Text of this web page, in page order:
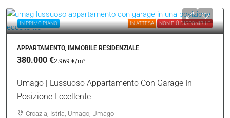
IN PRIMO PIANO IN ATTESA NON PIÙ DISPONIBILE
APPARTAMENTO, IMMOBILE RESIDENZIALE
380.000 €2.969 €/m²
Umago | Lussuoso Appartamento Con Garage In
Posizione Eccellente
Croazia, Istria, Umago, Umago